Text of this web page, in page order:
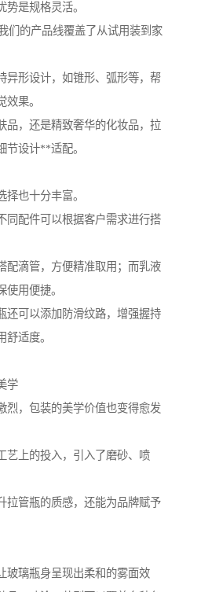
是规格灵活。
们的产品线覆盖了从试用装到家
异形设计，如锥形、弧形等，帮
果。
品，还是精致奢华的化妆品，拉
节设计**适配。
择也十分丰富。
同配件可以根据客户需求进行搭
配滴管，方便精准取用；而乳液
使用便捷。
还可以添加防滑纹路，增强握持
适度。
学
烈，包装的美学价值也变得愈发
艺上的投入，引入了磨砂、喷
拉管瓶的质感，还能为品牌赋予
玻璃瓶身呈现出柔和的雾面效